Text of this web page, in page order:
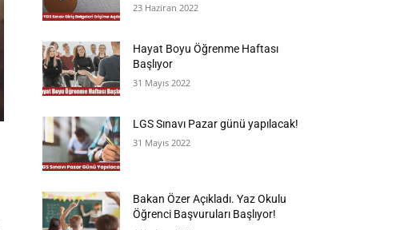
23 Haziran 2022
Hayat Boyu Öğrenme Haftası
Başlıyor
31 Mayıs 2022
LGS Sınavı Pazar günü yapılacak!
31 Mayıs 2022
Bakan Özer Açıkladı. Yaz Okulu
Öğrenci Başvuruları Başlıyor!